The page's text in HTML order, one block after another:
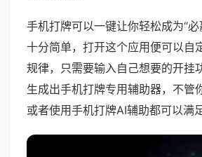
手机打牌可以一键让你轻松成为“
十分简单，打开这个应用便可以自
规律，只需要输入自己想要的开挂
生成出手机打牌专用辅助器，不管
或者使用手机打牌AI辅助都可以满